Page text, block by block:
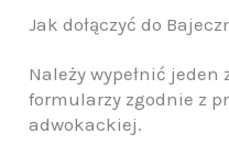
Jak dołączyć do
Należy wypełnić
formularzy zgodnie z
adwokackiej.